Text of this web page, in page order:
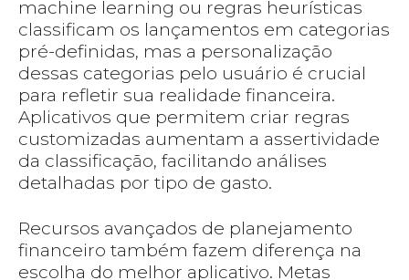
machine learning ou regras heurísticas
classificam os lançamentos em categorias
pré-definidas, mas a personalização
dessas categorias pelo usuário é crucial
para refletir sua realidade financeira.
Aplicativos que permitem criar regras
customizadas aumentam a assertividade
da classificação, facilitando análises
detalhadas por tipo de gasto.
Recursos avançados de planejamento
financeiro também fazem diferença na
escolha do melhor aplicativo. Metas